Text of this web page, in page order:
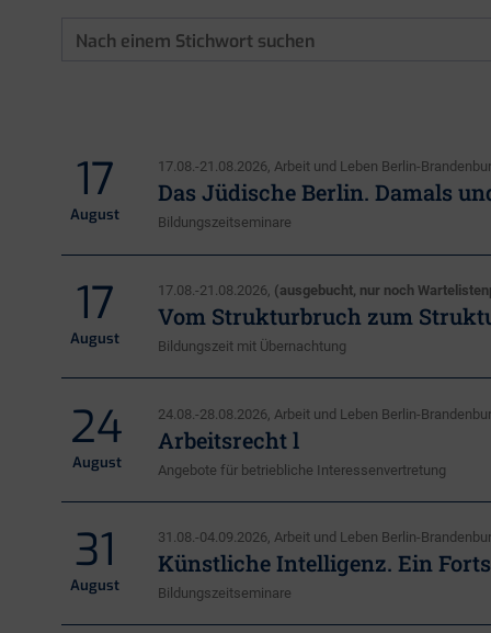
Starttermin
17
August
17.08.-21.08.2026, Arbeit und Leben Berlin-
Das Jüdische Berlin. Damals
Bildungszeitseminare
17
August
17.08.-21.08.2026, (ausgebucht, nur noch
Vom Strukturbruch zum
Bildungszeit mit Übernachtung
24
August
24.08.-28.08.2026, Arbeit und Leben Berlin-
Arbeitsrecht l
Angebote für betriebliche Interessenvertretung
31
August
31.08.-04.09.2026, Arbeit und Leben Berlin-
Künstliche Intelligenz. Ein
Bildungszeitseminare